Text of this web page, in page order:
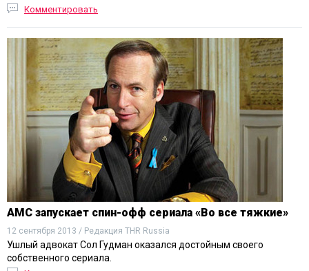
Комментировать
AMC запускает спин-офф сериала «Во все тяжкие»
12 сентября 2013 / Редакция THR Russia
Ушлый адвокат Сол Гудман оказался достойным своего
собственного сериала.